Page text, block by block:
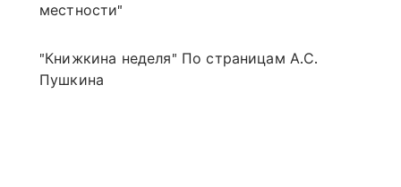
местности"
"Книжкина неделя" По страницам А.С.
Пушкина